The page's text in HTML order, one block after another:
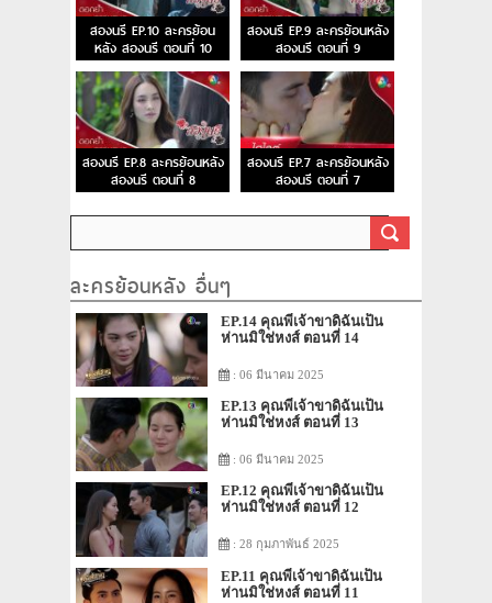
สองนรี EP.10 ละครย้อน
หลัง สองนรี ตอนที่ 10
สองนรี EP.9 ละครย้อนหลัง
สองนรี ตอนที่ 9
สองนรี EP.8 ละครย้อนหลัง
สองนรี ตอนที่ 8
สองนรี EP.7 ละครย้อนหลัง
สองนรี ตอนที่ 7
ละครย้อนหลัง อื่นๆ
EP.14 คุณพี่เจ้าขาดิฉันเป็น
ห่านมิใช่หงส์ ตอนที่ 14
: 06 มีนาคม 2025
EP.13 คุณพี่เจ้าขาดิฉันเป็น
ห่านมิใช่หงส์ ตอนที่ 13
: 06 มีนาคม 2025
EP.12 คุณพี่เจ้าขาดิฉันเป็น
ห่านมิใช่หงส์ ตอนที่ 12
: 28 กุมภาพันธ์ 2025
EP.11 คุณพี่เจ้าขาดิฉันเป็น
ห่านมิใช่หงส์ ตอนที่ 11